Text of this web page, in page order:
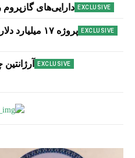
دارایی‌های
پروژه ۱۷